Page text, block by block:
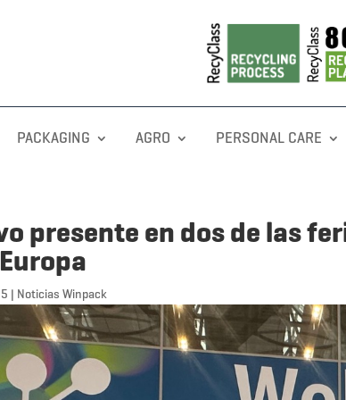
PACKAGING AGRO PERSONAL CARE
presente en dos de las
| Noticias Winpack